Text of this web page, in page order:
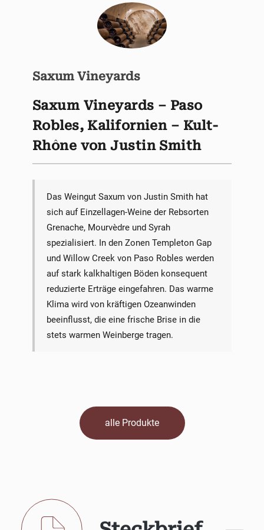
Saxum Vineyards
Saxum Vineyards – Paso
Robles, Kalifornien – Kult-
Rhône von Justin Smith
Das Weingut Saxum von Justin Smith hat
sich auf Einzellagen-Weine der Rebsorten
Grenache, Mourvèdre und Syrah
spezialisiert. In den Zonen Templeton Gap
und Willow Creek von Paso Robles werden
auf stark kalkhaltigen Böden konsequent
reduzierte Erträge eingefahren. Das warme
Klima wird von kräftigen Ozeanwinden
beeinflusst, die eine frische Brise in die
stets warmen Weinberge tragen.
alle Produkte